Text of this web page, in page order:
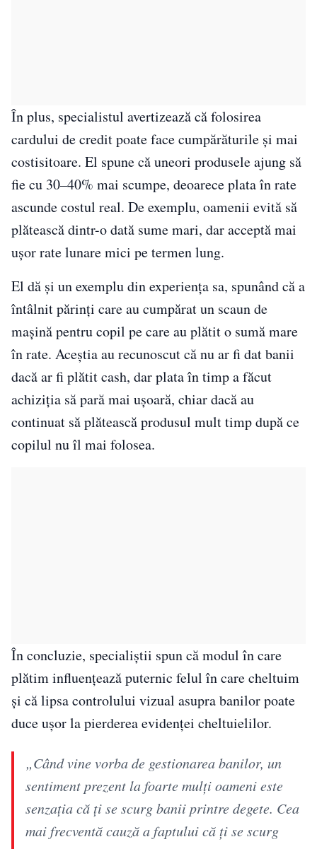
În plus, specialistul avertizează că folosirea
cardului de credit poate face cumpărăturile și mai
costisitoare. El spune că uneori produsele ajung să
fie cu 30–40% mai scumpe, deoarece plata în rate
ascunde costul real. De exemplu, oamenii evită să
plătească dintr-o dată sume mari, dar acceptă mai
ușor rate lunare mici pe termen lung.
El dă și un exemplu din experiența sa, spunând că a
întâlnit părinți care au cumpărat un scaun de
mașină pentru copil pe care au plătit o sumă mare
în rate. Aceștia au recunoscut că nu ar fi dat banii
dacă ar fi plătit cash, dar plata în timp a făcut
achiziția să pară mai ușoară, chiar dacă au
continuat să plătească produsul mult timp după ce
copilul nu îl mai folosea.
În concluzie, specialiștii spun că modul în care
plătim influențează puternic felul în care cheltuim
și că lipsa controlului vizual asupra banilor poate
duce ușor la pierderea evidenței cheltuielilor.
„Când vine vorba de gestionarea banilor, un
sentiment prezent la foarte mulți oameni este
senzația că ți se scurg banii printre degete. Cea
mai frecventă cauză a faptului că ți se scurg